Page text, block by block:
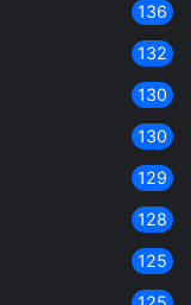
136
132
130
130
129
128
125